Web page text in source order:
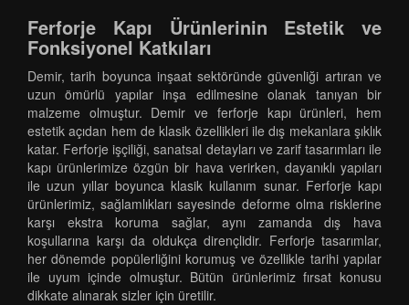
Ferforje Kapı Ürünlerinin Estetik ve
Fonksiyonel Katkıları
Demir, tarih boyunca inşaat sektöründe güvenliği artıran ve
uzun ömürlü yapılar inşa edilmesine olanak tanıyan bir
malzeme olmuştur. Demir ve ferforje kapı ürünleri, hem
estetik açıdan hem de klasik özellikleri ile dış mekanlara şıklık
katar. Ferforje işçiliği, sanatsal detayları ve zarif tasarımları ile
kapı ürünlerimize özgün bir hava verirken, dayanıklı yapıları
ile uzun yıllar boyunca klasik kullanım sunar. Ferforje kapı
ürünlerimiz, sağlamlıkları sayesinde deforme olma risklerine
karşı ekstra koruma sağlar, aynı zamanda dış hava
koşullarına karşı da oldukça dirençlidir. Ferforje tasarımlar,
her dönemde popülerliğini korumuş ve özellikle tarihi yapılar
ile uyum içinde olmuştur. Bütün ürünlerimiz fırsat konusu
dikkate alınarak sizler için üretilir.